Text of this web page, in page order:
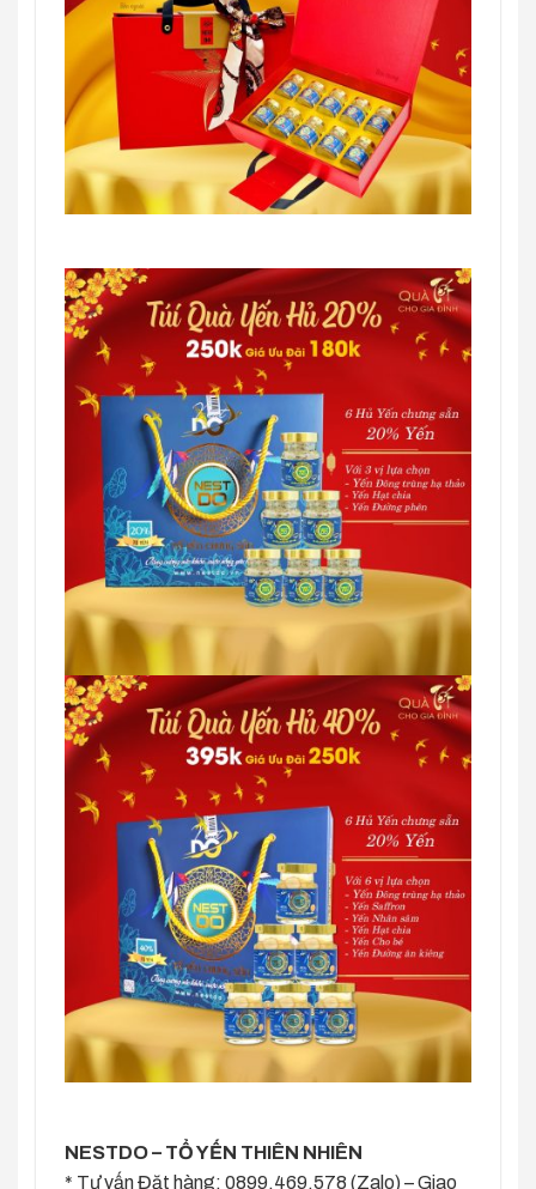
NESTDO – TỔ YẾN THIÊN NHIÊN
* Tư vấn Đặt hàng: 0899.469.578 (Zalo) – Giao